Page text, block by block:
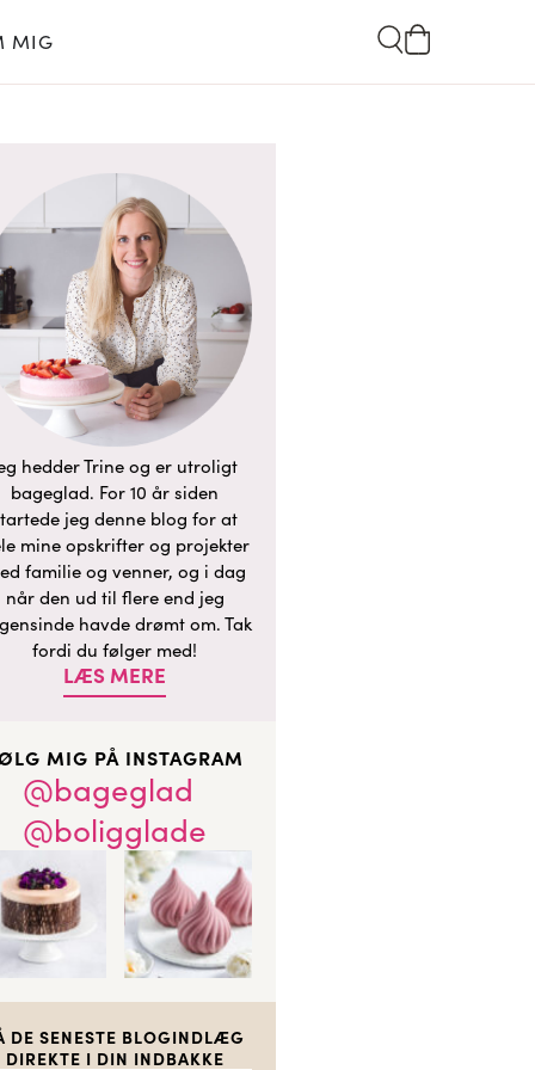
MIG
hedder Trine og er utroligt
bageglad. For 10 år siden
jeg denne blog for at
mine opskrifter og projekter
familie og venner, og i dag
når den ud til flere end jeg
havde drømt om. Tak
fordi du følger med!
LÆS MERE
MIG PÅ INSTAGRAM
@bageglad
@boligglade
DE SENESTE BLOGINDLÆG
DIREKTE I DIN INDBAKKE